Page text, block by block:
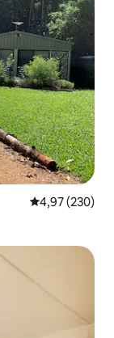
4,97 de uma
4,97 (230)